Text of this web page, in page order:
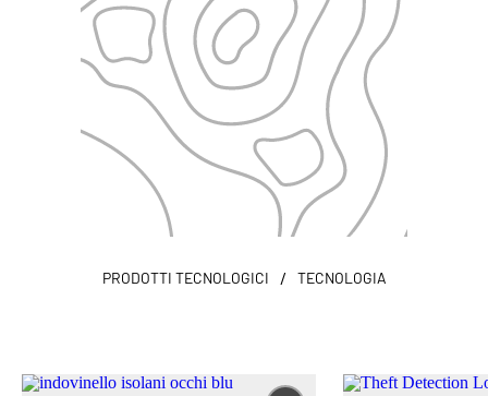
PRODOTTI TECNOLOGICI / TECNOLOGIA